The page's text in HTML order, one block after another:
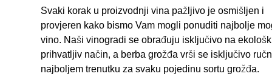
Svaki korak u proizvodnji vina pažljivo je osmišljen i
provjeren kako bismo Vam mogli ponuditi najbolje
vino. Naši vinogradi se obrađuju isključivo na
prihvatljiv način, a berba grožđa vrši se isključivo
najboljem trenutku za svaku pojedinu sortu grožđa.